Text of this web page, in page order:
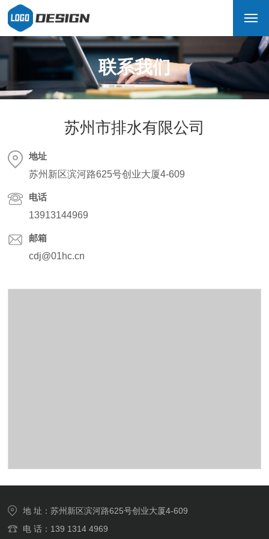
联系我们
苏州市排水有限公司
地址
苏州新区滨河路625号创业大厦4-609
电话
13913144969
邮箱
cdj@01hc.cn
地 址：苏州新区滨河路625号创业大厦4-609
电 话：139 1314 4969